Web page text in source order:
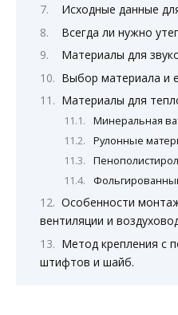
Исходные данные
Всегда ли нужно
Материалы для
Выбор материала и
Материалы для
Минеральная
Рулонные
Пенополистирол
Особенности
вентиляции и
Метод крепления с
штифтов и шайб.